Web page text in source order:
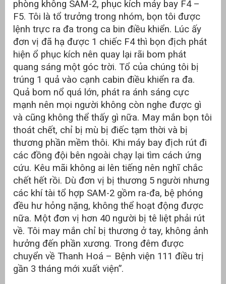
phòng không SAM-2, phục kích máy bay F4 –
F5. Tôi là tổ trưởng trong nhóm, bọn tôi được
lệnh trực ra đa trong ca bin điều khiển. Lúc ấy
đơn vị đã hạ được 1 chiếc F4 thì bọn địch phát
hiện ổ phục kích nên quay lại rãi bom phát
quang sáng một góc trời. Tổ của chúng tôi bị
trúng 1 quả vào cạnh cabin điều khiển ra đa.
Quả bom nổ quá lớn, phát ra ánh sáng cực
mạnh nên mọi người không còn nghe được gì
và cũng không thể thấy gì nữa. May mắn bọn tôi
thoát chết, chỉ bị mù bị điếc tạm thời và bị
thương phần mềm thôi. Khi máy bay địch rút đi
các đồng đội bên ngoài chạy lại tìm cách ứng
cứu. Kêu mãi không ai lên tiếng nên nghĩ chắc
chết hết rồi. Dù đơn vị bị thương 5 người nhưng
các khí tài tổ hợp SAM-2 gồm ra-đa, bệ phóng
đều hư hỏng nặng, không thể hoạt động được
nữa. Một đơn vị hơn 40 người bị tê liệt phải rút
về. Tôi may mắn chỉ bị thương ở tay, không ảnh
hưởng đến phần xương. Trong đêm được
chuyển về Thanh Hoá – Bệnh viện 111 điều trị
gần 3 tháng mới xuất viện”.